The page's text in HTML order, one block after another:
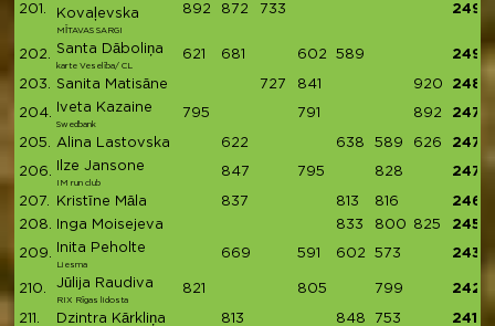
201.
Kovaļevska
MĪTAVAS SARGI
892 872 733 2497
202. Santa Dāboliņa
karte Veselība/ CL
621 681 602 589 2493
203. Sanita Matisāne 727 841 920 2488
204. Iveta Kazaine
Swedbank
795 791 892 2478
205. Alina Lastovska 622 638 589 626 2475
206. Ilze Jansone
IM run club
847 795 828 2470
207. Kristīne Māla 837 813 816
2466
208.
Inga Moisejeva 833 800 825 2458
209. Inita Peholte
Liesma
669 591 602 573 2435
210. Jūlija Raudiva
RIX Rīgas lidosta
821 805 799 2425
211. Dzintra Kārkliņa 813 848 753 2414